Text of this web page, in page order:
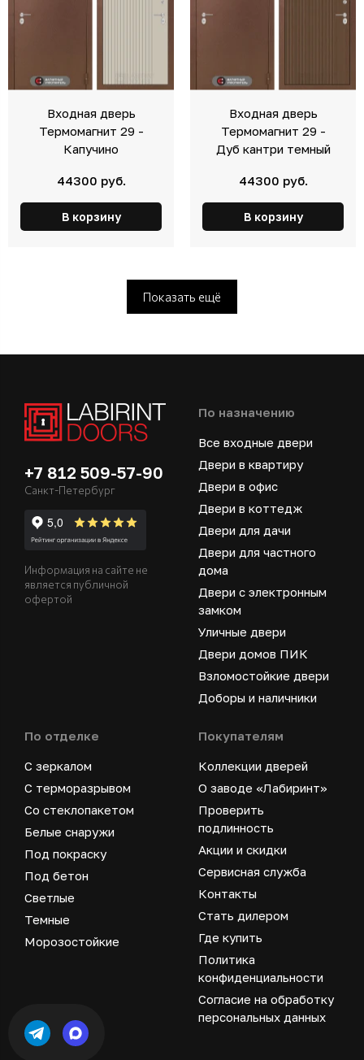
Входная дверь
Термомагнит 29 -
Капучино
44300 руб.
В корзину
Входная дверь
Термомагнит 29 -
Дуб кантри темный
44300 руб.
В корзину
Показать ещё
+7 812 509-57-90
Санкт-Петербург
Информация на сайте не
является публичной
офертой
По назначению
Все входные двери
Двери в квартиру
Двери в офис
Двери в коттедж
Двери для дачи
Двери для частного
дома
Двери с электронным
замком
Уличные двери
Двери домов ПИК
Взломостойкие двери
Доборы и наличники
По отделке
С зеркалом
С терморазрывом
Со стеклопакетом
Белые снаружи
Под покраску
Под бетон
Светлые
Темные
Морозостойкие
Покупателям
Коллекции дверей
О заводе «Лабиринт»
Проверить
подлинность
Акции и скидки
Сервисная служба
Контакты
Стать дилером
Где купить
Политика
конфиденциальности
Согласие на обработку
персональных данных